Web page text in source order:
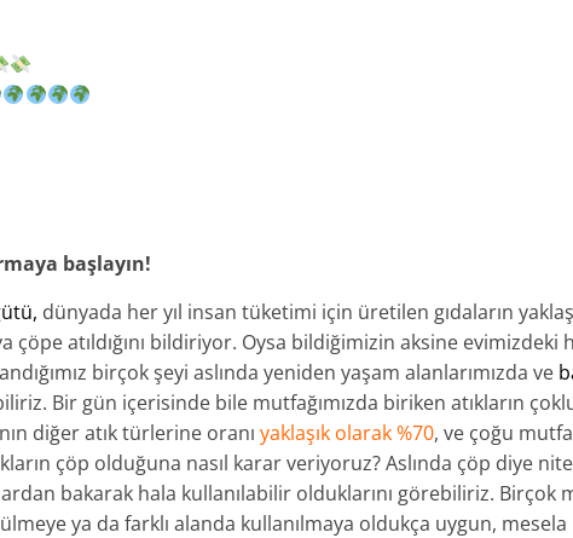
başlayın!
dünyada her yıl insan tüketimi için üretilen gıdaların
çöpe atıldığını bildiriyor. Oysa bildiğimizin aksine evimizdeki
birçok şeyi aslında yeniden yaşam alanlarımızda ve
Bir gün içerisinde bile mutfağımızda biriken atıkların
diğer atık türlerine oranı yaklaşık olarak %70, ve çoğu
çöp olduğuna nasıl karar veriyoruz? Aslında çöp diye
bakarak hala kullanılabilir olduklarını görebiliriz. Birçok
ya da farklı alanda kullanılmaya oldukça uygun,